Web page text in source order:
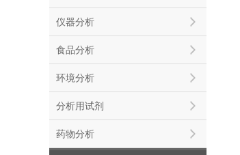
仪器分析
食品分析
环境分析
分析用试剂
药物分析